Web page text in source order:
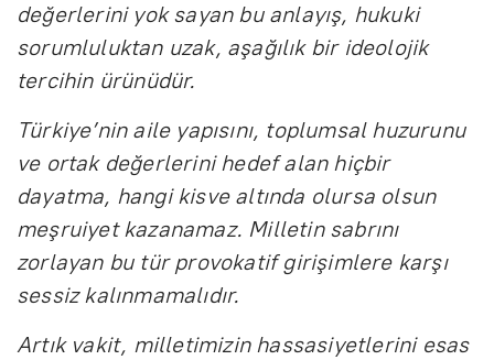
değerlerini yok sayan bu anlayış, hukuki
sorumluluktan uzak, aşağılık bir ideolojik
tercihin ürünüdür.
Türkiye’nin aile yapısını, toplumsal huzurunu
ve ortak değerlerini hedef alan hiçbir
dayatma, hangi kisve altında olursa olsun
meşruiyet kazanamaz. Milletin sabrını
zorlayan bu tür provokatif girişimlere karşı
sessiz kalınmamalıdır.
Artık vakit, milletimizin hassasiyetlerini esas